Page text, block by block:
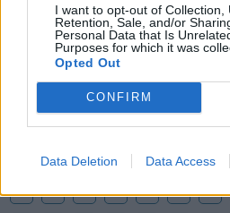
I want to opt-out of Collection,
Retention, Sale, and/or
Personal Data that Is
Purposes for which it was
Opted Out
CONFIRM
Data Deletion Data Access
Añadir un comentario ...
Psicodelia y Space Rock
🌌🚀 Viaje intergaláctico: la
psicodelia, space rock y
tus noches de astronomía. 🪐🎸
esta colección para tu próxima
✨⭐
Letras Top Artistas
A B C D E F G